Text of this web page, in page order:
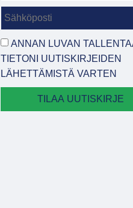
ANNAN LUVAN
TIETONI UUTISKIRJEIDEN
LÄHETTÄMISTÄ VARTEN
TILAA UUTISKIRJE